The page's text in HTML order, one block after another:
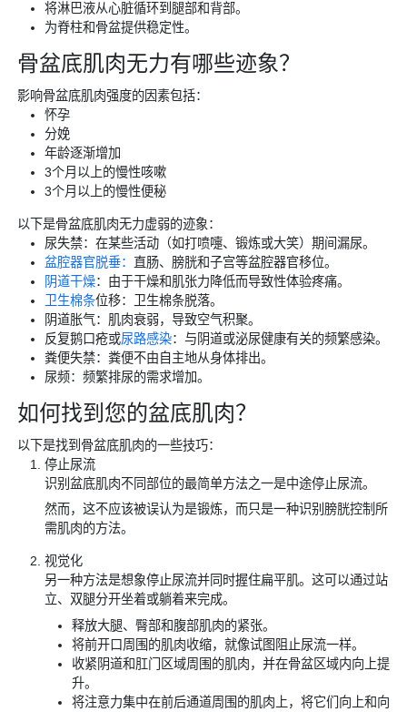
将淋巴液从心脏循环到腿部和背部。
为脊柱和骨盆提供稳定性。
骨盆底肌肉无力有哪些迹象？
影响骨盆底肌肉强度的因素包括：
怀孕
分娩
年龄逐渐增加
3个月以上的慢性咳嗽
3个月以上的慢性便秘
以下是骨盆底肌肉无力虚弱的迹象：
尿失禁：在某些活动（如打喷嚏、锻炼或大笑）期间漏尿。
盆腔器官脱垂： 直肠、膀胱和子宫等盆腔器官移位。
阴道干燥：由于干燥和肌张力降低而导致性体验疼痛。
卫生棉条位移：卫生棉条脱落。
阴道胀气：肌肉衰弱，导致空气积聚。
反复鹅口疮或尿路感染：与阴道或泌尿健康有关的频繁感染。
粪便失禁：粪便不由自主地从身体排出。
尿频：频繁排尿的需求增加。
如何找到您的盆底肌肉？
以下是找到骨盆底肌肉的一些技巧：
停止尿流
识别盆底肌肉不同部位的最简单方法之一是中途停止尿流。
然而，这不应该被误认为是锻炼，而只是一种识别膀胱控制所
需肌肉的方法。
视觉化
另一种方法是想象停止尿流并同时握住扁平肌。这可以通过站
立、双腿分开坐着或躺着来完成。
释放大腿、臀部和腹部肌肉的紧张。
将前开口周围的肌肉收缩，就像试图阻止尿流一样。
收紧阴道和肛门区域周围的肌肉，并在骨盆区域内向上提
升。
将注意力集中在前后通道周围的肌肉上，将它们向上和向